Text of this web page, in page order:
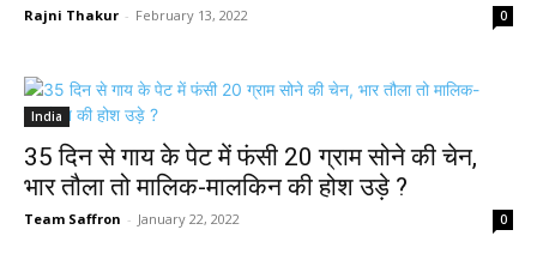
Rajni Thakur - February 13, 2022 0
India
35 दिन से गाय के पेट में फंसी 20 ग्राम सोने की चेन,
भार तौला तो मालिक-मालकिन की होश उड़े ?
Team Saffron - January 22, 2022 0